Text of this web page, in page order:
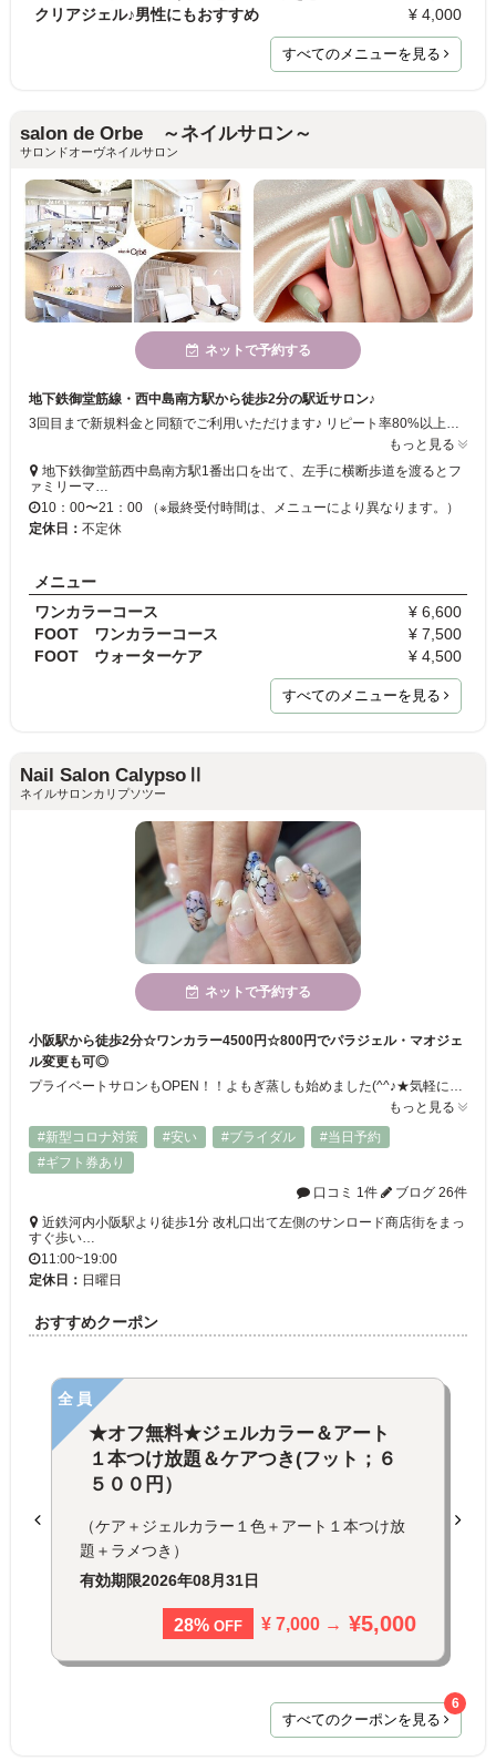
クリアジェル♪男性にもおすすめ
¥ 4,000
すべてのメニューを見る
salon de Orbe ～ネイルサロン～
サロンドオーヴネイルサロン
ネットで予約する
地下鉄御堂筋線・西中島南方駅から徒歩2分の駅近サロン♪
3回目まで新規料金と同額でご利用いただけます♪ リピート率80%以上の安心サロン！次回予約特典あり★
もっと見る
地下鉄御堂筋西中島南方駅1番出口を出て、左手に横断歩道を渡るとフ
ァミリーマ…
10：00〜21：00 （※最終受付時間は、メニューにより異なります。）
定休日： 不定休
メニュー
ワンカラーコース
¥ 6,600
FOOT ワンカラーコース
¥ 7,500
FOOT ウォーターケア
¥ 4,500
すべてのメニューを見る
Nail Salon CalypsoⅡ
ネイルサロンカリプソツー
ネットで予約する
小阪駅から徒歩2分☆ワンカラー4500円☆800円でパラジェル・マオジェ
ル変更も可◎
プライベートサロンもOPEN！！よもぎ蒸しも始めました(^^♪★気軽にジェルネイル・スカルプチュアを楽しんでほしいからと嬉しいプライス設定！！そして細部まで丁寧なケアと高い技術だからこそ叶えてくれるハイセンスでキュートなデザインは◎。シンプル系～華やか系など今の気分に合わせた旬ネイルが楽しめます♪まき爪補正も人気です♪うるつやマオカラーのリピーター続出！！
もっと見る
#新型コロナ対策
#安い #ブライダル
#当日予約
#ギフト券あり
口コミ 1件
ブログ 26件
近鉄河内小阪駅より徒歩1分 改札口出て左側のサンロード商店街をまっ
すぐ歩い…
11:00~19:00
定休日： 日曜日
おすすめクーポン
全員
★オフ無料★ジェルカラー＆アート
１本つけ放題＆ケアつき(フット；６
５００円）
（ケア＋ジェルカラー１色＋アート１本つけ放
題＋ラメつき）
有効期限2026年08月31日
28% OFF ¥ 7,000 → ¥5,000
すべてのクーポンを見る
6